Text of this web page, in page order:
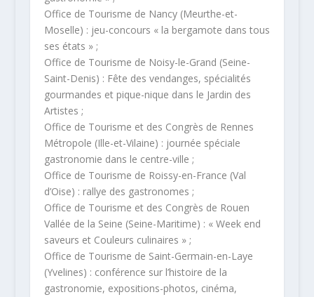
Office de Tourisme de Nancy (Meurthe-et-
Moselle) : jeu-concours « la bergamote dans tous
ses états » ;
Office de Tourisme de Noisy-le-Grand (Seine-
Saint-Denis) : Fête des vendanges, spécialités
gourmandes et pique-nique dans le Jardin des
Artistes ;
Office de Tourisme et des Congrès de Rennes
Métropole (Ille-et-Vilaine) : journée spéciale
gastronomie dans le centre-ville ;
Office de Tourisme de Roissy-en-France (Val
d’Oise) : rallye des gastronomes ;
Office de Tourisme et des Congrès de Rouen
Vallée de la Seine (Seine-Maritime) : « Week end
saveurs et Couleurs culinaires » ;
Office de Tourisme de Saint-Germain-en-Laye
(Yvelines) : conférence sur l’histoire de la
gastronomie, expositions-photos, cinéma,